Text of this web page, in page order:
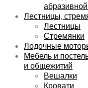
Лестницы,
Лестницы
Стремянки
Лодочные
Мебель и
и общежитий
Вешалки
Кровати